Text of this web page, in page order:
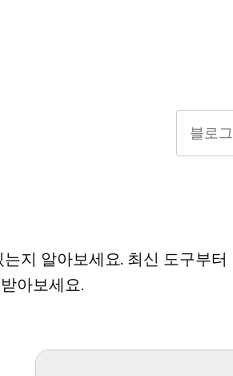
지 알아보세요. 최신 도구부터
아보세요.